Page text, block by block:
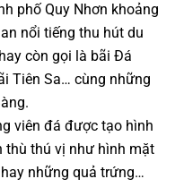
phố Quy Nhơn khoảng
nổi tiếng thu hút du
còn gọi là bãi Đá
Tiên Sa… cùng những
viên đá được tạo hình
thù thú vị như hình mặt
những quả trứng…